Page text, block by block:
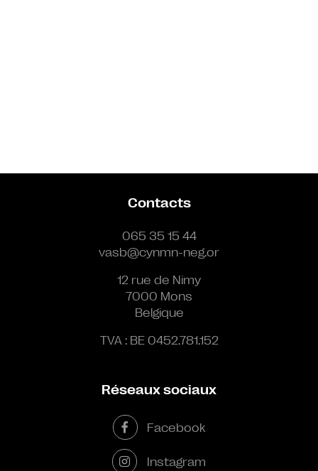
Contacts
065 35 15 44
vasb@cynmn-neg.or
12 rue de Nimy
7000 Mons
Belgique
TVA : BE 0452.781.152
Réseaux sociaux
Facebook
Instagram